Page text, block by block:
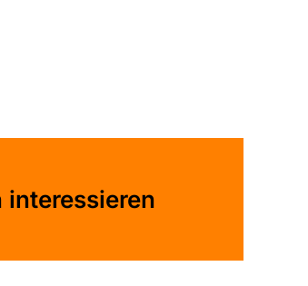
interessieren